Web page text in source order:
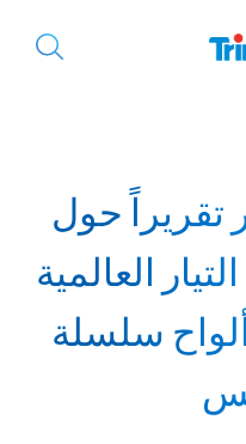
تقريراً حول
العالمية
سلسلة